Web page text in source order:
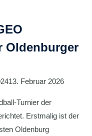
Oldenburger
13. Februar 2026
Turnier der
Erstmalig ist der
Oldenburg